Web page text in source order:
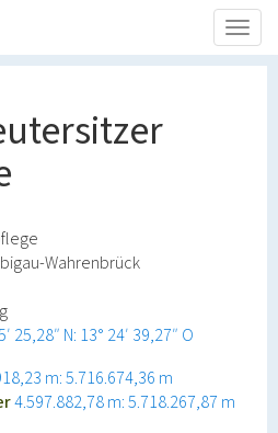
Wahrenbrück
25,28″ N: 13° 24′ 39,27″ O
m: 5.716.674,36 m
4.597.882,78 m: 5.718.267,87 m